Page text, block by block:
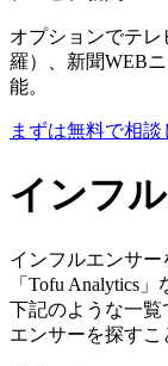
オプションでテ
羅）、新聞WEB
能。
まずは無料で相談
インフ
インフルエンサ
「Tofu Analytics」
下記のような一覧
エンサーを探すこ